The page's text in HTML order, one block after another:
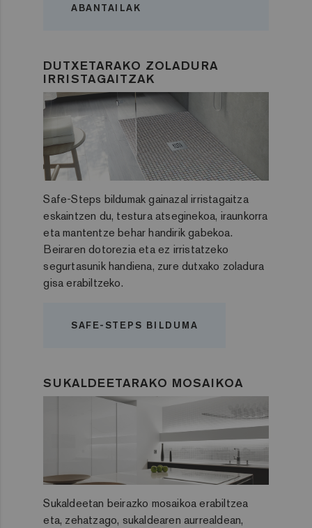
ABANTAILAK
DUTXETARAKO ZOLADURA
IRRISTAGAITZAK
Safe-Steps bildumak gainazal irristagaitza
eskaintzen du, testura atseginekoa, iraunkorra
eta mantentze behar handirik gabekoa.
Beiraren dotorezia eta ez irristatzeko
segurtasunik handiena, zure dutxako zoladura
gisa erabiltzeko.
SAFE-STEPS BILDUMA
SUKALDEETARAKO MOSAIKOA
Sukaldeetan beirazko mosaikoa erabiltzea
eta, zehatzago, sukaldearen aurrealdean,